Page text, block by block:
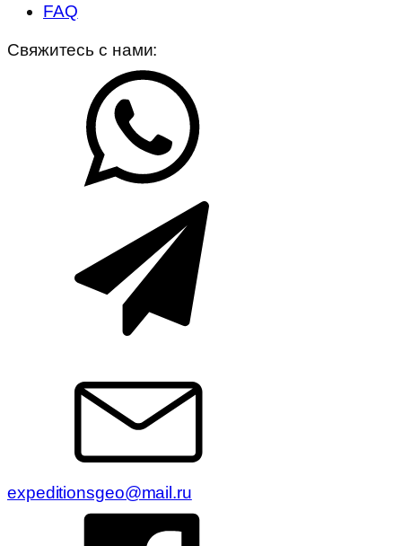
FAQ
Свяжитесь с нами:
expeditionsgeo@mail.ru